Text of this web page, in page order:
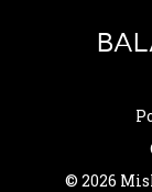
© 2026